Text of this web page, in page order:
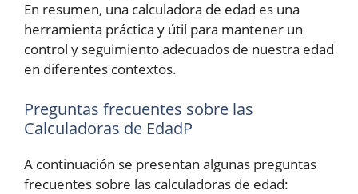
En resumen, una calculadora de edad es una
herramienta práctica y útil para mantener un
control y seguimiento adecuados de nuestra edad
en diferentes contextos.
Preguntas frecuentes sobre las
Calculadoras de EdadP
A continuación se presentan algunas preguntas
frecuentes sobre las calculadoras de edad: